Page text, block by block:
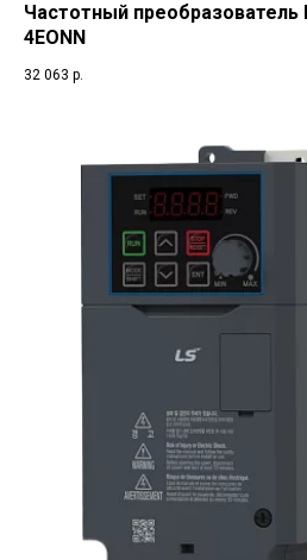
Частотный преобразователь
4EONN
32 063 р.